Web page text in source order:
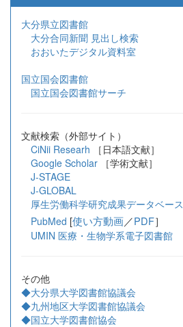
大分県立図書館
大分合同新聞 見出し検索
おおいたデジタル資料室
国立国会図書館
国立国会図書館サーチ
文献検索（外部サイト）
CiNii Researh ［日本語文献］
Google Scholar
［学術文献］
J-STAGE
J-GLOBAL
厚生労働科学研究成果データベース
PubMed [使い方動画／PDF］
UMIN 医療・生物学系電子図書館
その他
◆大分県大学図書館協議会
◆九州地区大学図書館協議会
◆国立大学図書館協会